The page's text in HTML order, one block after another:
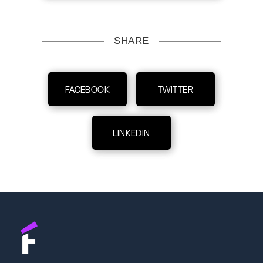
SHARE
FACEBOOK TWITTER
LINKEDIN